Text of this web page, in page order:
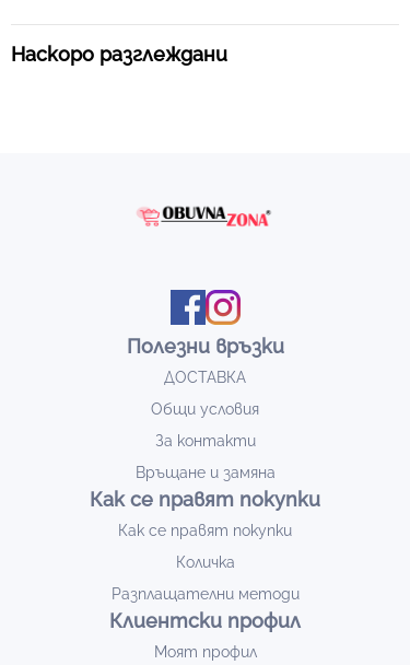
Наскоро разглеждани
Полезни връзки
ДОСТАВКА
Общи условия
За контакти
Връщане и замяна
Как се правят покупки
Как се правят покупки
Количка
Разплащателни методи
Клиентски профил
Моят профил